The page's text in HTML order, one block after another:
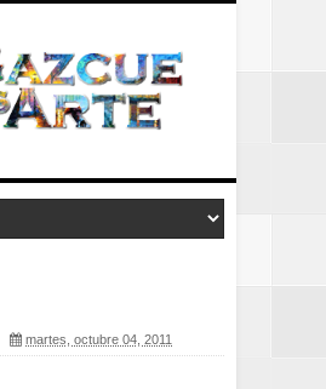
martes, octubre 04, 2011